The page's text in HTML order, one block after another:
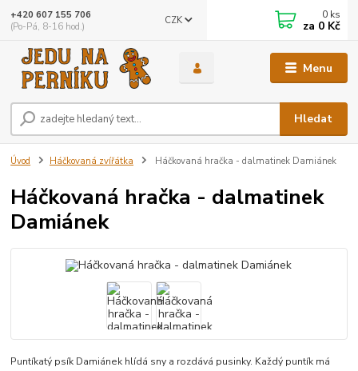
Menu
CZK
Hledat
+420 607 155 706
(Po-Pá, 8-16 hod.)
0 ks
za 0 Kč
Úvod Háčkovaná zvířátka Háčkovaná hračka - dalmatinek Damiánek
Háčkovaná hračka - dalmatinek
Damiánek
Puntíkatý psík Damiánek hlídá sny a rozdává pusinky. Každý puntík má